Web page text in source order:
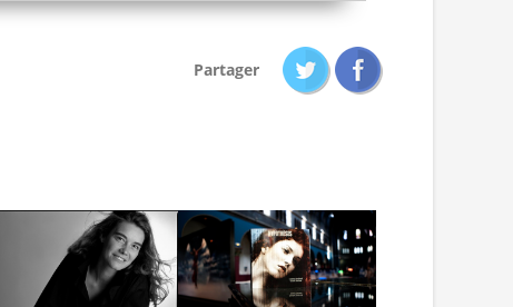
Partager